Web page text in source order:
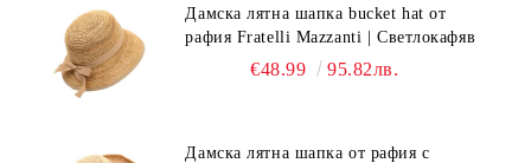
Дамска лятна шапка bucket hat от
рафия Fratelli Mazzanti | Светлокафяв
€48.99 95.82лв.
Дамска лятна шапка от рафия с